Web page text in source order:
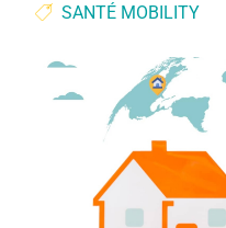
SANTÉ MOBILITY